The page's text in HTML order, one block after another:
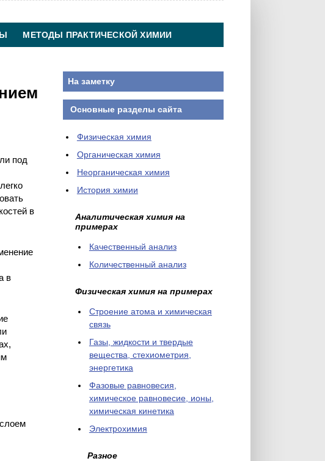
МЕТОДЫ ПРАКТИЧЕСКОЙ ХИМИИ
под
в
в
На заметку
Основные разделы сайта
Физическая химия
Органическая химия
Неорганическая химия
История химии
Аналитическая химия на
примерах
Качественный анализ
Количественный анализ
Физическая химия на примерах
Cтроение атома и химическая
связь
Газы, жидкости и твердые
вещества, стехиометрия,
энергетика
Фазовые равновесия,
химическое равновесие, ионы,
химическая кинетика
Электрохимия
Разное